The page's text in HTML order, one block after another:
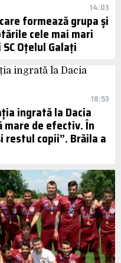
14:03
formează grupa și
cele mai mari
Oțelul Galați
18:53
ingrată la Dacia
mare de efectiv. În
restul copii”. Brăila a